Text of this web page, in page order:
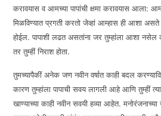
करावयास व आमच्या पापांची क्षमा करावयास आला:
मिळविण्यात प्रगती करतो जेव्हां आम्हास ही आशा असते
होईल. पापाशी लढत असतांना जर तुम्हांला आशा नसेल
तर तुम्हीं निराश होता.
तुमच्यापैकीं अनेक जण नवीन वर्षात काही बदल
कारण तुम्हांला पापाची सवय लागली आहे आणि तुम्हीं
खाण्याच्या काही नवीन सवयी हव्या आहेत.